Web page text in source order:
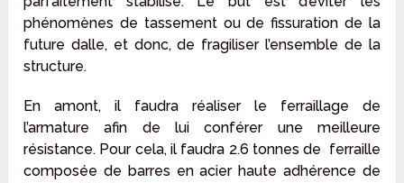
phénomènes de tassement ou de fissuration de la
future dalle, et donc, de fragiliser l’ensemble de la
structure.
En amont, il faudra réaliser le ferraillage de
l’armature afin de lui conférer une meilleure
résistance. Pour cela, il faudra 2.6 tonnes de ferraille
composée de barres en acier haute adhérence de